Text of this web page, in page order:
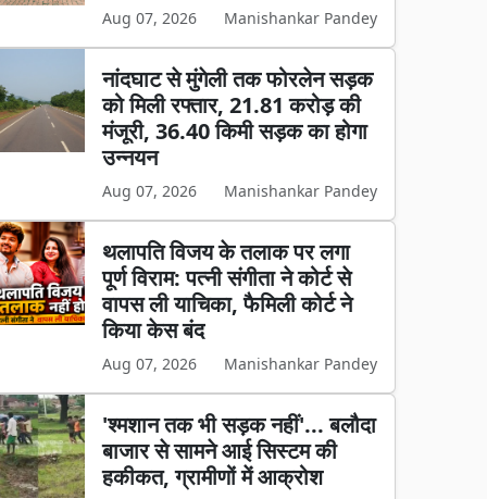
Aug 07, 2026 Manishankar Pandey
नांदघाट से मुंगेली तक फोरलेन सड़क
को मिली रफ्तार, 21.81 करोड़ की
मंजूरी, 36.40 किमी सड़क का होगा
उन्नयन
Aug 07, 2026 Manishankar Pandey
थलापति विजय के तलाक पर लगा
पूर्ण विराम: पत्नी संगीता ने कोर्ट से
वापस ली याचिका, फैमिली कोर्ट ने
किया केस बंद
Aug 07, 2026 Manishankar Pandey
'श्मशान तक भी सड़क नहीं'... बलौदा
बाजार से सामने आई सिस्टम की
हकीकत, ग्रामीणों में आक्रोश